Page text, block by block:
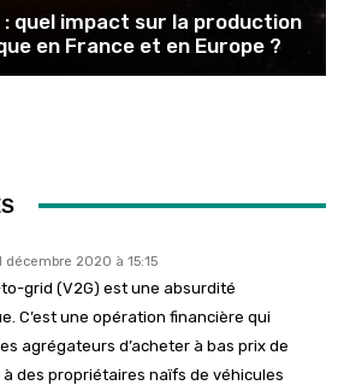
: quel impact sur la production
en France et en Europe ?
décembre 2020 à 15:15
grid (V2G) est une absurdité
C’est une opération financière qui
agrégateurs d’acheter à bas prix de
à des propriétaires naïfs de véhicules